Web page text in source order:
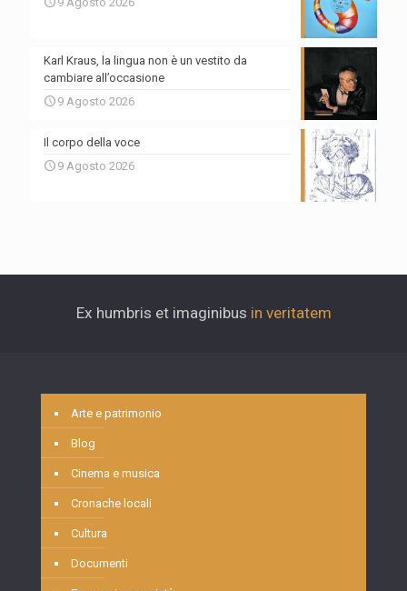
Karl Kraus, la lingua non è un vestito da
cambiare all’occasione
9 Agosto 2026
Il corpo della voce
9 Agosto 2026
Ex humbris et imaginibus in veritatem
Arte e patrimonio
Blog
Cinema e musica
Cronache locali
Cultura
Documenti